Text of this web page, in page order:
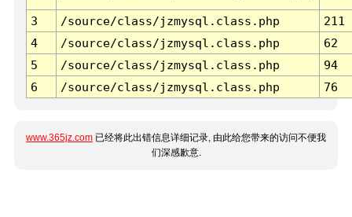
3 /source/class/jzmysql.class.php
211
4
/source/class/jzmysql.class.php
62
5
/source/class/jzmysql.class.php
94
6
/source/class/jzmysql.class.php 76
www.365jz.com 已经将此出错信息详细记录, 由此给您带来的访问不便我
们深感歉意.